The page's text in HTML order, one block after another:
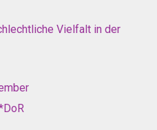
Vielfalt in der